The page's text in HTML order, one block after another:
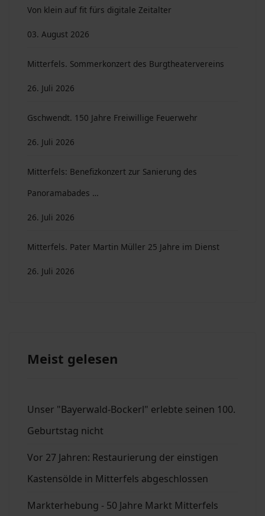
Von klein auf fit fürs digitale Zeitalter
03. August 2026
Mitterfels. Sommerkonzert des Burgtheatervereins
26. Juli 2026
Gschwendt. 150 Jahre Freiwillige Feuerwehr
26. Juli 2026
Mitterfels: Benefizkonzert zur Sanierung des
Panoramabades …
26. Juli 2026
Mitterfels. Pater Martin Müller 25 Jahre im Dienst
26. Juli 2026
Meist gelesen
Unser "Bayerwald-Bockerl" erlebte seinen 100.
Geburtstag nicht
Vor 27 Jahren: Restaurierung der einstigen
Kastensölde in Mitterfels abgeschlossen
Markterhebung - 50 Jahre Markt Mitterfels